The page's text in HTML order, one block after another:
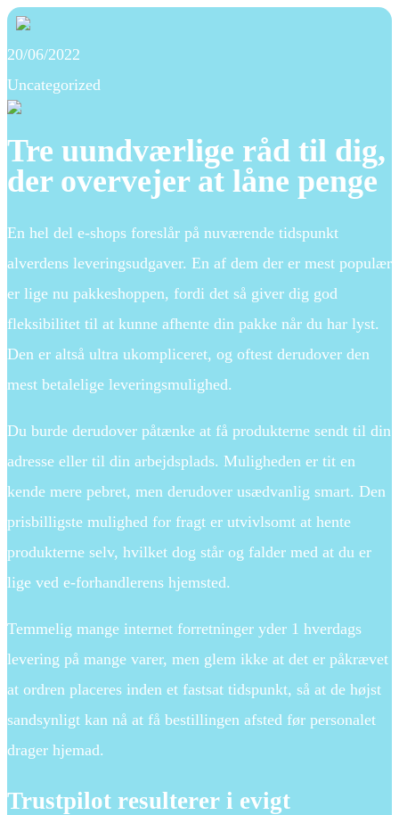
20/06/2022
Uncategorized
Tre uundværlige råd til dig,
der overvejer at låne penge
En hel del e-shops foreslår på nuværende tidspunkt
alverdens leveringsudgaver. En af dem der er mest populær
er lige nu pakkeshoppen, fordi det så giver dig god
fleksibilitet til at kunne afhente din pakke når du har lyst.
Den er altså ultra ukompliceret, og oftest derudover den
mest betalelige leveringsmulighed.
Du burde derudover påtænke at få produkterne sendt til din
adresse eller til din arbejdsplads. Muligheden er tit en
kende mere pebret, men derudover usædvanlig smart. Den
prisbilligste mulighed for fragt er utvivlsomt at hente
produkterne selv, hvilket dog står og falder med at du er
lige ved e-forhandlerens hjemsted.
Temmelig mange internet forretninger yder 1 hverdags
levering på mange varer, men glem ikke at det er påkrævet
at ordren placeres inden et fastsat tidspunkt, så at de højst
sandsynligt kan nå at få bestillingen afsted før personalet
drager hjemad.
Trustpilot resulterer i evigt